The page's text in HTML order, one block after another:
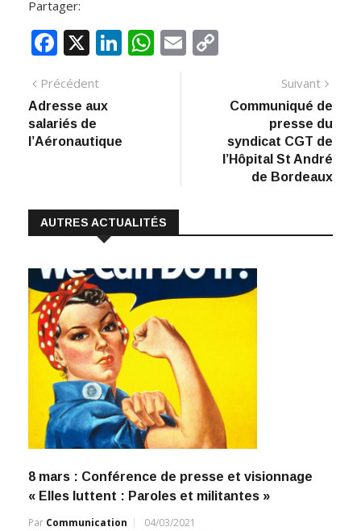
Partager:
F
e
b
o
X Li W E
p
y
Li
n
Navigation
de
l’article
PrécédentArticle
précédent
Adresse aux
salariés de
l’Aéronautique
Suivant
Communiqué de
presse du
syndicat CGT de
l’Hôpital St André
de Bordeaux
AUTRES ACTUALITÉS
8 mars : Conférence de presse et visionnage
« Elles luttent : Paroles et militantes »
Par Communication 04/03/2021